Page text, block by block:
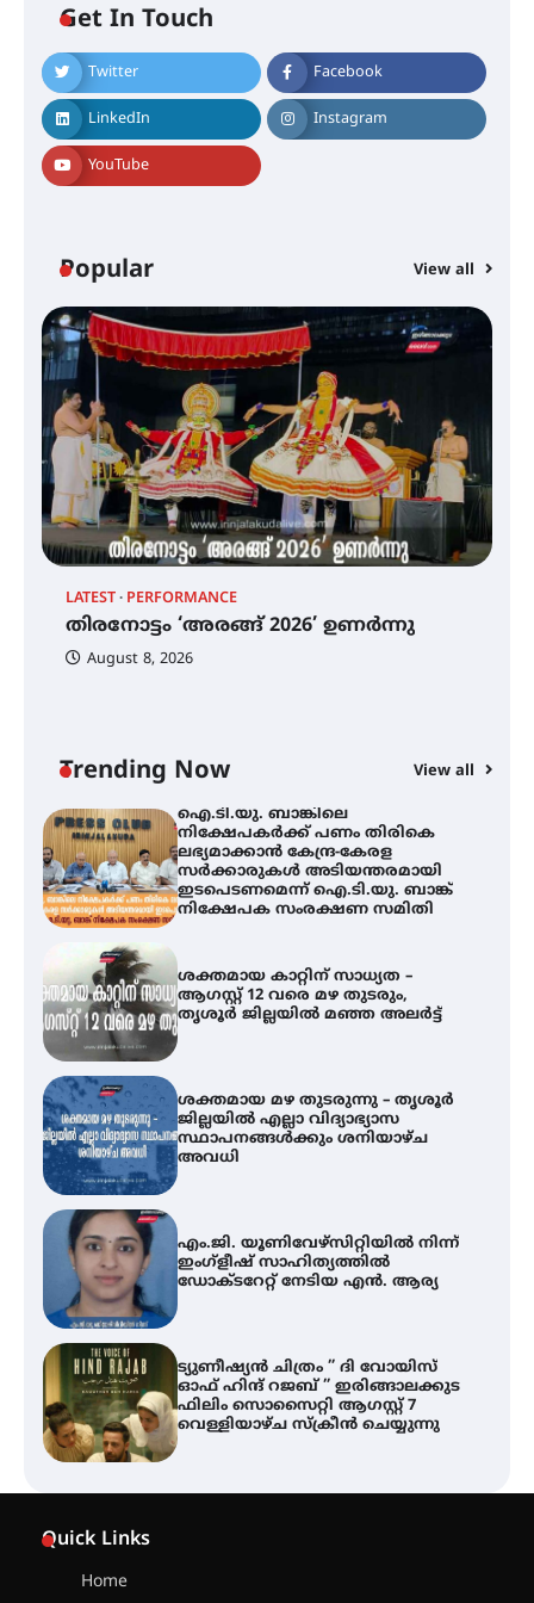
Get In Touch
Twitter Facebook
LinkedIn Instagram
YouTube
Popular View all
LATEST PERFORMANCE
തിരനോട്ടം ‘അരങ്ങ് 2026’ ഉണർന്നു
August 8, 2026
Trending Now View all
ഐ.ടി.യു. ബാങ്കിലെ
നിക്ഷേപകർക്ക് പണം തിരികെ
ലഭ്യമാക്കാൻ കേന്ദ്ര-കേരള
സർക്കാരുകൾ അടിയന്തരമായി
ഇടപെടണമെന്ന് ഐ.ടി.യു. ബാങ്ക്
നിക്ഷേപക സംരക്ഷണ സമിതി
ശക്തമായ കാറ്റിന് സാധ്യത –
ജില്ലയിൽ എല്ലാ വിദ്യാഭ്യാസ
സ്ഥാപനങ്ങൾക്കും ശനിയാഴ്ച
അവധി
എം.ജി. യൂണിവേഴ്‌സിറ്റിയിൽ നിന്ന്
ഇംഗ്ളീഷ് സാഹിത്യത്തിൽ
ഡോക്ടറേറ്റ് നേടിയ എൻ. ആര്യ
ട്യുണീഷ്യൻ ചിത്രം ” ദി വോയിസ്
ഫിലിം സൊസൈറ്റി ആഗസ്റ്റ് 7
വെള്ളിയാഴ്ച സ്‌ക്രീൻ ചെയ്യുന്നു
ഐ.ടി.യു. ബാങ്കിലെ
നിക്ഷേപകർക്ക് പണം തിരികെ
ലഭ്യമാക്കാൻ കേന്ദ്ര-കേരള
സർക്കാരുകൾ അടിയന്തരമായി
ഇടപെടണമെന്ന് ഐ.ടി.യു. ബാങ്ക്
നിക്ഷേപക സംരക്ഷണ സമിതി
ശക്തമായ കാറ്റിന് സാധ്യത –
ആഗസ്റ്റ് 12 വരെ മഴ തുടരും,
തൃശൂർ ജില്ലയിൽ മഞ്ഞ അലർട്ട്
ശക്തമായ മഴ തുടരുന്നു – തൃശൂർ
ജില്ലയിൽ എല്ലാ വിദ്യാഭ്യാസ
സ്ഥാപനങ്ങൾക്കും ശനിയാഴ്ച
അവധി
എം.ജി. യൂണിവേഴ്‌സിറ്റിയിൽ നിന്ന്
ഇംഗ്ളീഷ് സാഹിത്യത്തിൽ
ഡോക്ടറേറ്റ് നേടിയ എൻ. ആര്യ
ട്യുണീഷ്യൻ ചിത്രം ” ദി വോയിസ്
ഓഫ് ഹിന്ദ് റജബ് ” ഇരിങ്ങാലക്കുട
ഫിലിം സൊസൈറ്റി ആഗസ്റ്റ് 7
വെള്ളിയാഴ്ച സ്‌ക്രീൻ ചെയ്യുന്നു
Quick Links
Home